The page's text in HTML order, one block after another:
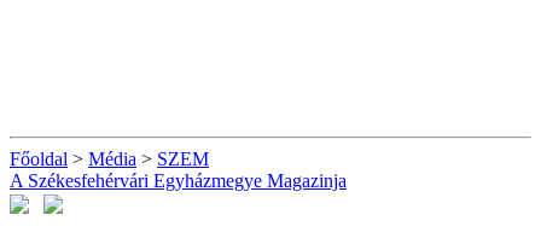
Főoldal > Média > SZEM
A Székesfehérvári Egyházmegye Magazinja